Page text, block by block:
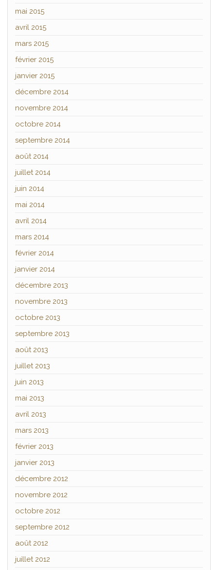
mai 2015
avril 2015
mars 2015
février 2015
janvier 2015
décembre 2014
novembre 2014
octobre 2014
septembre 2014
août 2014
juillet 2014
juin 2014
mai 2014
avril 2014
mars 2014
février 2014
janvier 2014
décembre 2013
novembre 2013
octobre 2013
septembre 2013
août 2013
juillet 2013
juin 2013
mai 2013
avril 2013
mars 2013
février 2013
janvier 2013
décembre 2012
novembre 2012
octobre 2012
septembre 2012
août 2012
juillet 2012